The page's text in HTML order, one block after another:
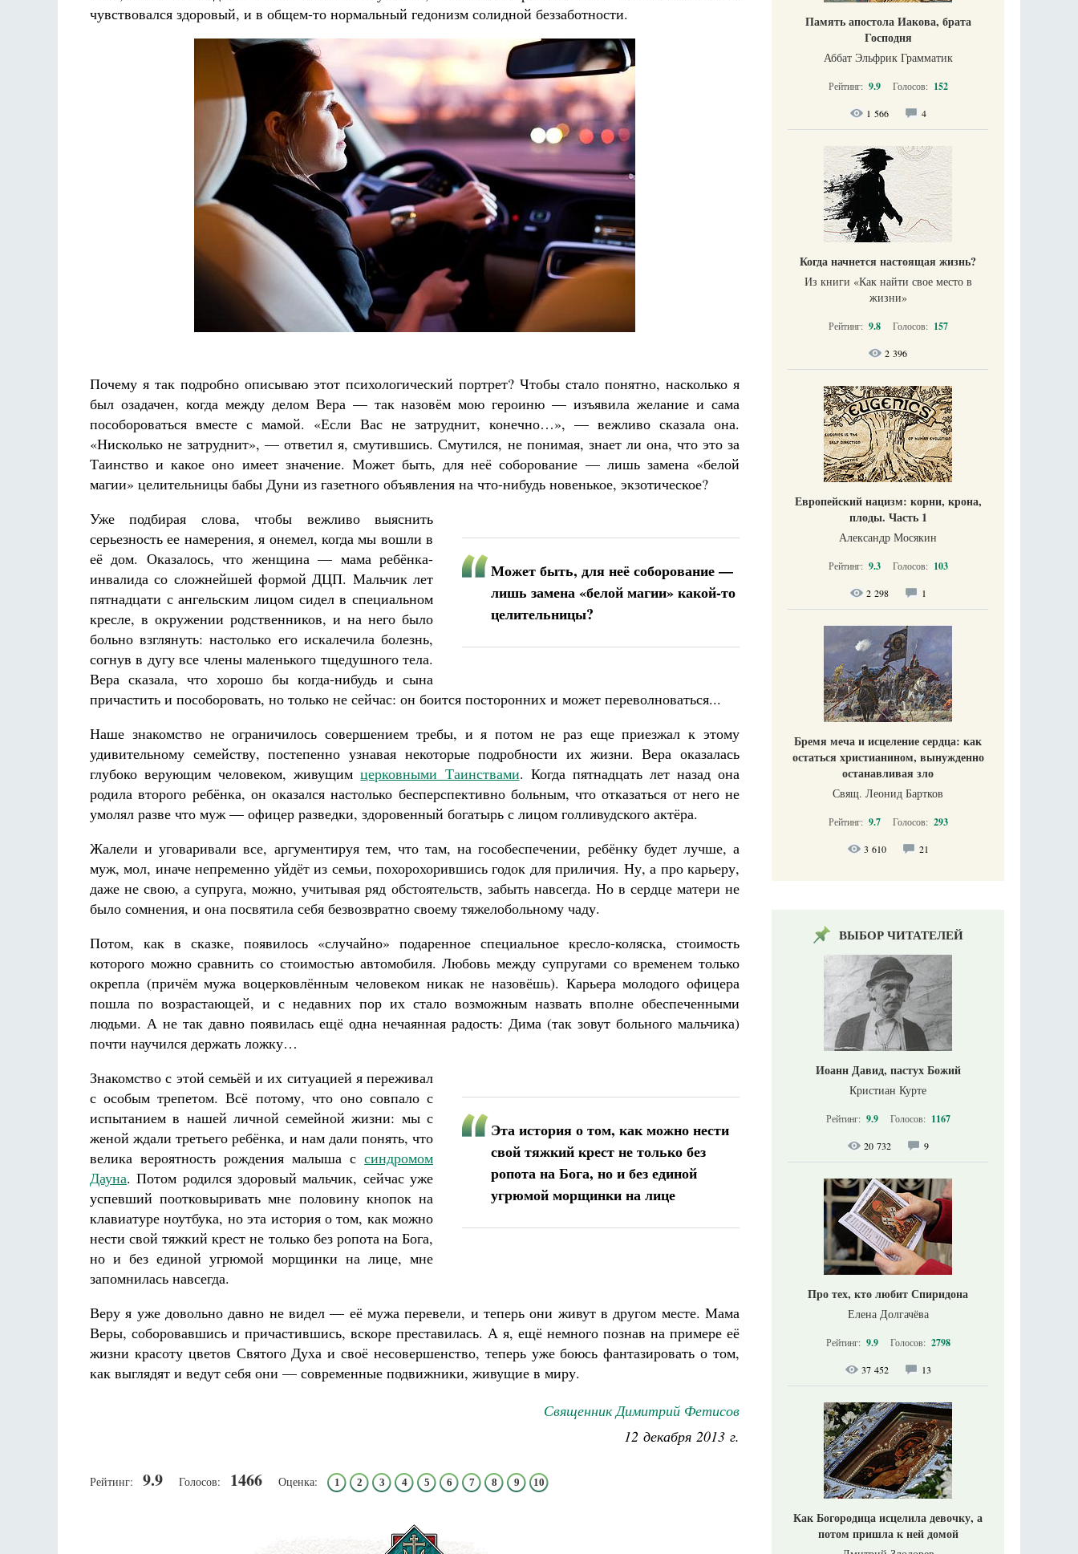
чувствовался здоровый, и в общем-то нормальный гедонизм солидной беззаботности.
Почему я так подробно описываю этот психологический портрет? Чтобы стало понятно, насколько я
был озадачен, когда между делом Вера — так назовём мою героиню — изъявила желание и сама
пособороваться вместе с мамой. «Если Вас не затруднит, конечно…», — вежливо сказала она.
«Нисколько не затруднит», — ответил я, смутившись. Смутился, не понимая, знает ли она, что это за
Таинство и какое оно имеет значение. Может быть, для неё соборование — лишь замена «белой
магии» целительницы бабы Дуни из газетного объявления на что-нибудь новенькое, экзотическое?
Может быть, для неё соборование —
лишь замена «белой магии» какой-то
целительницы?
Уже подбирая слова, чтобы вежливо выяснить
серьезность ее намерения, я онемел, когда мы вошли в
её дом. Оказалось, что женщина — мама ребёнка-
инвалида со сложнейшей формой ДЦП. Мальчик лет
пятнадцати с ангельским лицом сидел в специальном
кресле, в окружении родственников, и на него было
больно взглянуть: настолько его искалечила болезнь,
согнув в дугу все члены маленького тщедушного тела.
Вера сказала, что хорошо бы когда-нибудь и сына
причастить и пособоровать, но только не сейчас: он боится посторонних и может переволноваться...
Наше знакомство не ограничилось совершением требы, и я потом не раз еще приезжал к этому
удивительному семейству, постепенно узнавая некоторые подробности их жизни. Вера оказалась
глубоко верующим человеком, живущимцерковными Таинствами. Когда пятнадцать лет назад она
родила второго ребёнка, он оказался настолько бесперспективно больным, что отказаться от него не
умолял разве что муж — офицер разведки, здоровенный богатырь с лицом голливудского актёра.
Жалели и уговаривали все, аргументируя тем, что там, на гособеспечении, ребёнку будет лучше, а
муж, мол, иначе непременно уйдёт из семьи, похорохорившись годок для приличия. Ну, а про карьеру,
даже не свою, а супруга, можно, учитывая ряд обстоятельств, забыть навсегда. Но в сердце матери не
было сомнения, и она посвятила себя безвозвратно своему тяжелобольному чаду.
Потом, как в сказке, появилось «случайно» подаренное специальное кресло-коляска, стоимость
которого можно сравнить со стоимостью автомобиля. Любовь между супругами со временем только
окрепла (причём мужа воцерковлённым человеком никак не назовёшь). Карьера молодого офицера
пошла по возрастающей, и с недавних пор их стало возможным назвать вполне обеспеченными
людьми. А не так давно появилась ещё одна нечаянная радость: Дима (так зовут больного мальчика)
почти научился держать ложку…
Эта история о том, как можно нести
свой тяжкий крест не только без
ропота на Бога, но и без единой
угрюмой морщинки на лице
Знакомство с этой семьёй и их ситуацией я переживал
с особым трепетом. Всё потому, что оно совпало с
испытанием в нашей личной семейной жизни: мы с
женой ждали третьего ребёнка, и нам дали понять, что
велика вероятность рождения малыша с синдромом
Дауна. Потом родился здоровый мальчик, сейчас уже
успевший поотковыривать мне половину кнопок на
клавиатуре ноутбука, но эта история о том, как можно
нести свой тяжкий крест не только без ропота на Бога,
но и без единой угрюмой морщинки на лице, мне
запомнилась навсегда.
Веру я уже довольно давно не видел — её мужа перевели, и теперь они живут в другом месте. Мама
Веры, соборовавшись и причастившись, вскоре преставилась. А я, ещё немного познав на примере её
жизни красоту цветов Святого Духа и своё несовершенство, теперь уже боюсь фантазировать о том,
как выглядят и ведут себя они — современные подвижники, живущие в миру.
Священник Димитрий Фетисов
12 декабря 2013 г.
Рейтинг: 9.9 Голосов: 1466 Оценка: 1 2 3 4 5 6 7 8 9 10
Память апостола Иакова, брата
Господня
Аббат Эльфрик Грамматик
Рейтинг: 9.9 Голосов: 152
1 566 4
Когда начнется настоящая жизнь?
Из книги «Как найти свое место в
жизни​»
Рейтинг: 9.8 Голосов: 157
2 396
Европейский нацизм: корни, крона,
плоды. Часть 1
Александр Мосякин
Рейтинг: 9.3 Голосов: 103
2 298 1
Бремя меча и исцеление сердца: как
остаться христианином, вынужденно
останавливая зло
Свящ. Леонид Бартков
Рейтинг: 9.7 Голосов: 293
3 610 21
ВЫБОР ЧИТАТЕЛЕЙ
Иоанн Давид, пастух Божий
Кристиан Курте
Рейтинг: 9.9 Голосов: 1167
20 732 9
Про тех, кто любит Спиридона
Елена Долгачёва
Рейтинг: 9.9 Голосов: 2798
37 452 13
Как Богородица исцелила девочку, а
потом пришла к ней домой